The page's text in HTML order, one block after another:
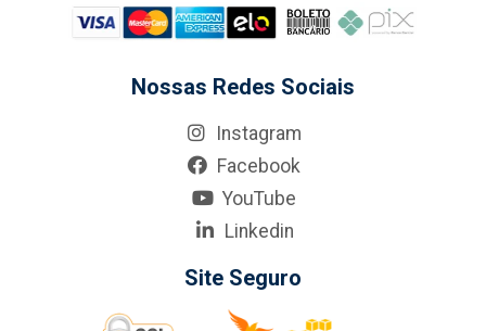
Nossas Redes Sociais
Instagram
Facebook
YouTube
Linkedin
Site Seguro